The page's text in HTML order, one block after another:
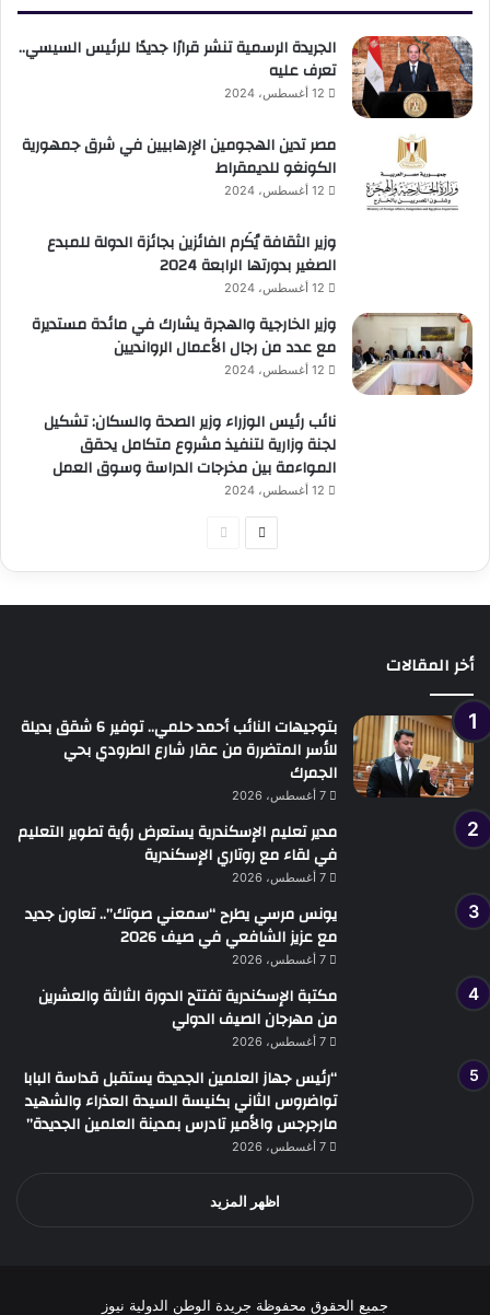
الجريدة الرسمية تنشر قرارًا جديدًا للرئيس السيسي..
تعرف عليه
12 أغسطس، 2024
مصر تدين الهجومين الإرهابيين في شرق جمهورية
الكونغو للديمقراط
12 أغسطس، 2024
وزير الثقافة يُكَرم الفائزين بجائزة الدولة للمبدع
الصغير بدورتها الرابعة 2024
12 أغسطس، 2024
وزير الخارجية والهجرة يشارك في مائدة مستديرة
مع عدد من رجال الأعمال الروانديين
12 أغسطس، 2024
نائب رئيس الوزراء وزير الصحة والسكان: تشكيل
لجنة وزارية لتنفيذ مشروع متكامل يحقق
المواءمة بين مخرجات الدراسة وسوق العمل
12 أغسطس، 2024
الصفحة
أخر المقالات
بتوجيهات النائب أحمد حلمي.. توفير 6 شقق بديلة
للأسر المتضررة من عقار شارع الطرودي بحي
الجمرك
7 أغسطس، 2026
مدير تعليم الإسكندرية يستعرض رؤية تطوير التعليم
في لقاء مع روتاري الإسكندرية
7 أغسطس، 2026
يونس مرسي يطرح “سمعني صوتك”.. تعاون جديد
مع عزيز الشافعي في صيف 2026
7 أغسطس، 2026
مكتبة الإسكندرية تفتتح الدورة الثالثة والعشرين
من مهرجان الصيف الدولي
7 أغسطس، 2026
“رئيس جهاز العلمين الجديدة يستقبل قداسة البابا
تواضروس الثاني بكنيسة السيدة العذراء والشهيد
مارجرجس والأمير تادرس بمدينة العلمين الجديدة”
7 أغسطس، 2026
اظهر المزيد
جميع الحقوق محفوظة جريدة الوطن الدولية نيوز